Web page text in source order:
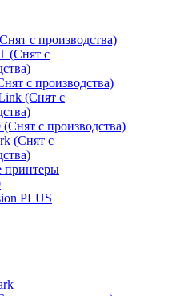
с производства)
(Снят с
с производства)
(Снят с
с производства)
(Снят с
принтеры
PLUS